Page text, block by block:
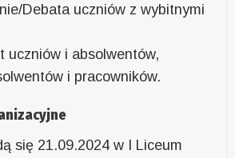
Debata uczniów z wybitnymi
uczniów i absolwentów,
i pracowników.
się 21.09.2024 w I Liceum